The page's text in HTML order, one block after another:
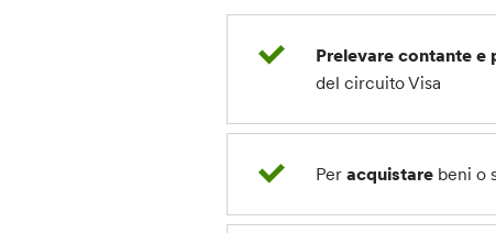
Prelevare contante e
del circuito Visa
Per acquistare beni o